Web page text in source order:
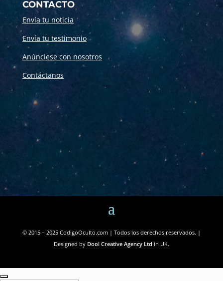
CONTACTO
Envía tu noticia
Envía tu testimonio
Anúnciese con nosotros
Contáctanos
© 2015 – 2025 CodigoOculto.com | Todos los derechos reservados. |
Designed by Dool Creative Agency Ltd in UK.